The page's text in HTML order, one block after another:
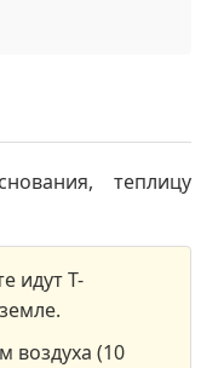
теплицу
идут Т-
воздуха (10